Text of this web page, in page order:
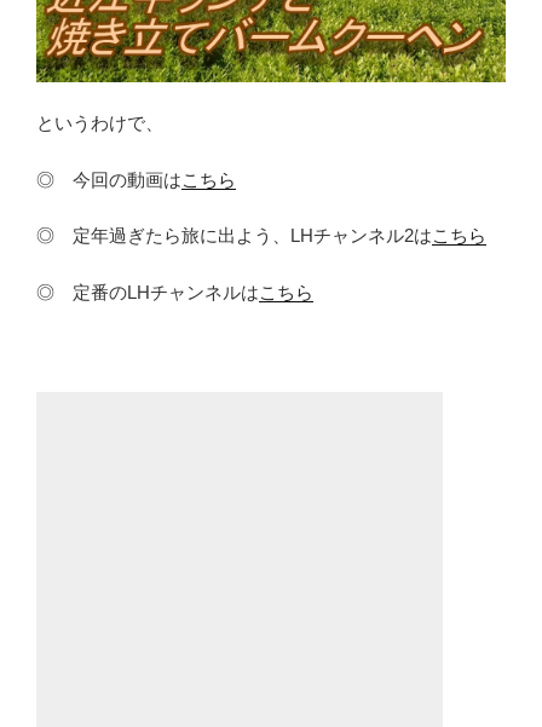
というわけで、
◎ 今回の動画はこちら
◎ 定年過ぎたら旅に出よう、LHチャンネル2はこちら
◎ 定番のLHチャンネルはこちら